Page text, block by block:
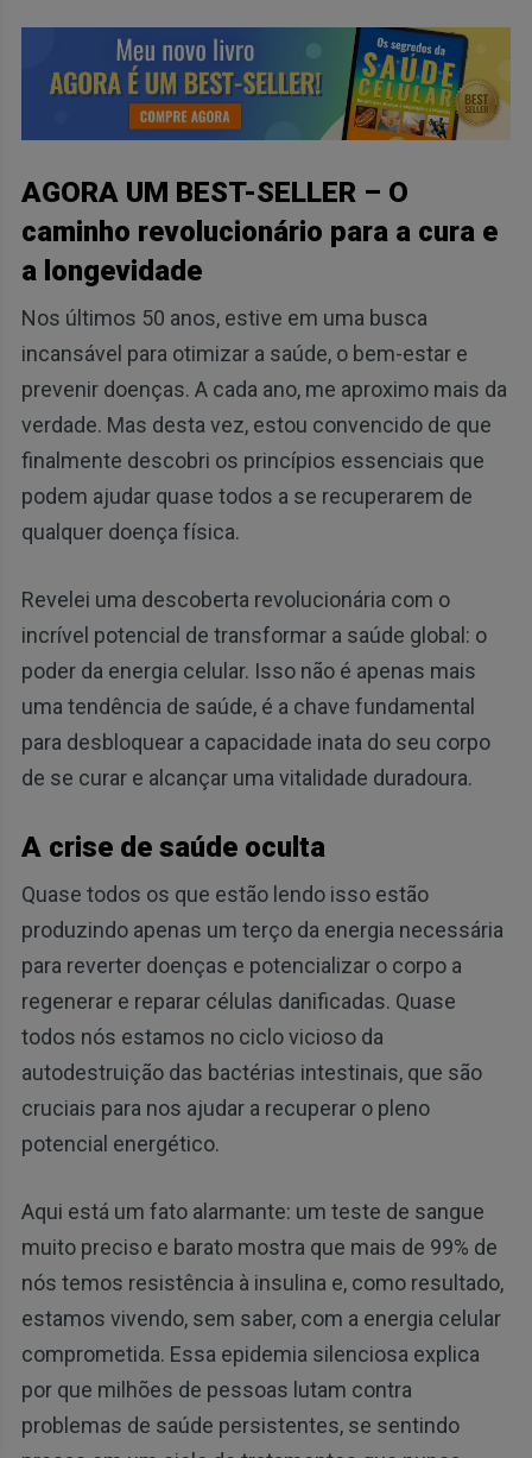
AGORA UM BEST-SELLER – O
caminho revolucionário para a cura e
a longevidade
Nos últimos 50 anos, estive em uma busca
incansável para otimizar a saúde, o bem-estar e
prevenir doenças. A cada ano, me aproximo mais da
verdade. Mas desta vez, estou convencido de que
finalmente descobri os princípios essenciais que
podem ajudar quase todos a se recuperarem de
qualquer doença física.
Revelei uma descoberta revolucionária com o
incrível potencial de transformar a saúde global: o
poder da energia celular. Isso não é apenas mais
uma tendência de saúde, é a chave fundamental
para desbloquear a capacidade inata do seu corpo
de se curar e alcançar uma vitalidade duradoura.
A crise de saúde oculta
Quase todos os que estão lendo isso estão
produzindo apenas um terço da energia necessária
para reverter doenças e potencializar o corpo a
regenerar e reparar células danificadas. Quase
todos nós estamos no ciclo vicioso da
autodestruição das bactérias intestinais, que são
cruciais para nos ajudar a recuperar o pleno
potencial energético.
Aqui está um fato alarmante: um teste de sangue
muito preciso e barato mostra que mais de 99% de
nós temos resistência à insulina e, como resultado,
estamos vivendo, sem saber, com a energia celular
comprometida. Essa epidemia silenciosa explica
por que milhões de pessoas lutam contra
problemas de saúde persistentes, se sentindo